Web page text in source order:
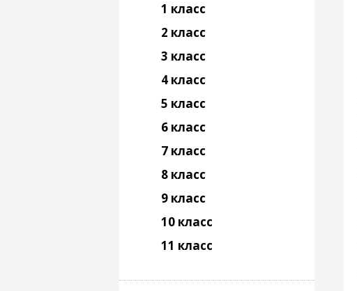
1 класс
2 класс
3 класс
4 класс
5 класс
6 класс
7 класс
8 класс
9 класс
10 класс
11 класс